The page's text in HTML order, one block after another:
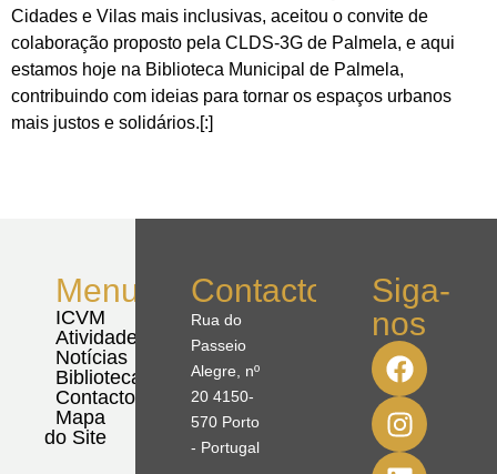
Cidades e Vilas mais inclusivas, aceitou o convite de
colaboração proposto pela CLDS-3G de Palmela, e aqui
estamos hoje na Biblioteca Municipal de Palmela,
contribuindo com ideias para tornar os espaços urbanos
mais justos e solidários.[:]
Menu
ICVM
Atividades
Notícias
Biblioteca
Contactos
Mapa
do Site
Contactos
Rua do
Passeio
Alegre, nº
20 4150-
570 Porto
- Portugal
Siga-
nos